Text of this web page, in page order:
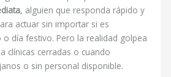
, alguien que responda rápido y
actuar sin importar si es
día festivo. Pero la realidad golpea
clínicas cerradas o cuando
o sin personal disponible.